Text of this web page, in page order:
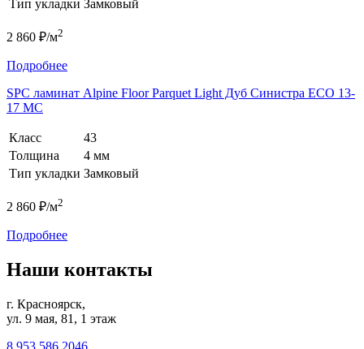
Тип укладки Замковый
2 860 ₽/м2
Подробнее
SPC ламинат Alpine Floor Parquet Light Дуб Синистра ЕСО 13-
17 MC
Класс
43
Толщина
4 мм
Тип укладки Замковый
2 860 ₽/м2
Подробнее
Наши контакты
г. Красноярск,
ул. 9 мая, 81, 1 этаж